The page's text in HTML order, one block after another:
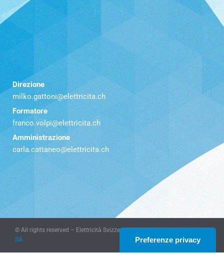
Direzione
milko.gattoni@elettricita.ch
Formatore
franco.volpi@elettricita.ch
Amministrazione
carla.cattaneo@elettricita.ch
© All rights reserved – Elettricità Svizzera Italiana – website
SA